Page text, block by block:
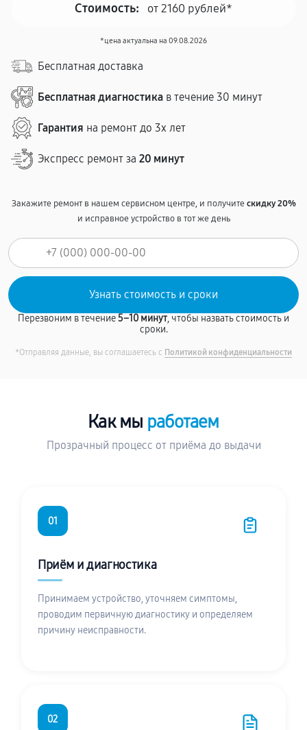
Стоимость: от 2160 рублей*
*цена актуальна на 09.08.2026
Бесплатная доставка
Бесплатная диагностика в течение 30 минут
Гарантия на ремонт до 3х лет
Экспресс ремонт за 20 минут
Закажите ремонт в нашем сервисном центре, и получитескидку 20%
и исправное устройство в тот же день
Перезвоним в течение5–10 минут, чтобы назвать стоимость и
сроки.
*Отправляя данные, вы соглашаетесь с Политикой конфиденциальности
Как мы работаем
Прозрачный процесс от приёма до выдачи
01
Приём и диагностика
Принимаем устройство, уточняем симптомы,
проводим первичную диагностику и определяем
причину неисправности.
02